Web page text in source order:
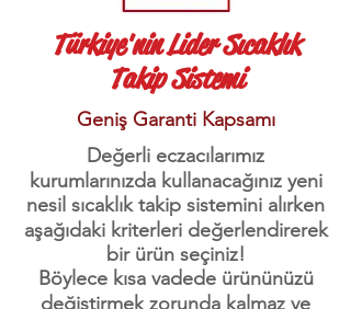
Türkiye'nin Lider Sıcaklık
Takip Sistemi
Geniş Garanti Kapsamı
Değerli eczacılarımız
kurumlarınızda kullanacağınız yeni
nesil sıcaklık takip sistemini alırken
aşağıdaki kriterleri değerlendirerek
bir ürün seçiniz!
Böylece kısa vadede ürününüzü
değiştirmek zorunda kalmaz ve